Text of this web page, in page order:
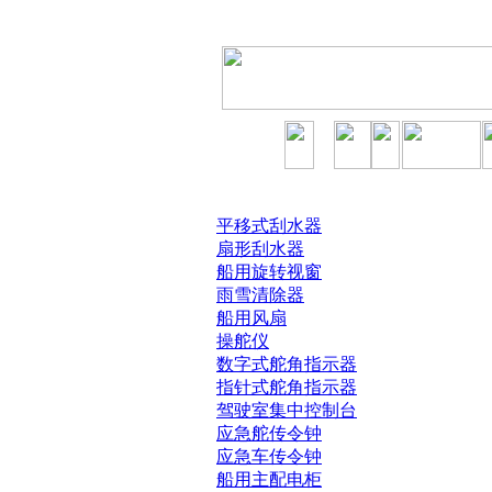
平移式刮水器
扇形刮水器
船用旋转视窗
雨雪清除器
船用风扇
操舵仪
数字式舵角指示器
指针式舵角指示器
驾驶室集中控制台
应急舵传令钟
应急车传令钟
船用主配电柜